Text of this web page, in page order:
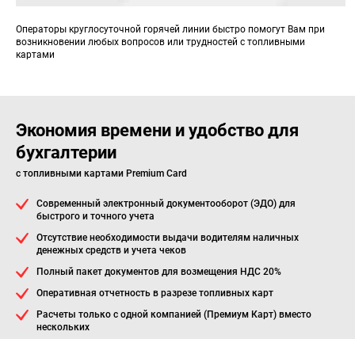
Операторы круглосуточной горячей линии быстро помогут Вам при
возникновении любых вопросов или трудностей с топливными
картами
Экономия времени и удобство для
бухгалтерии
с топливными картами Premium Card
Современный электронный документооборот (ЭДО) для
быстрого и точного учета
Отсутствие необходимости выдачи водителям наличных
денежных средств и учета чеков
Полный пакет документов для возмещения НДС 20%
Оперативная отчетность в разрезе топливных карт
Расчеты только с одной компанией (Премиум Карт) вместо
нескольких